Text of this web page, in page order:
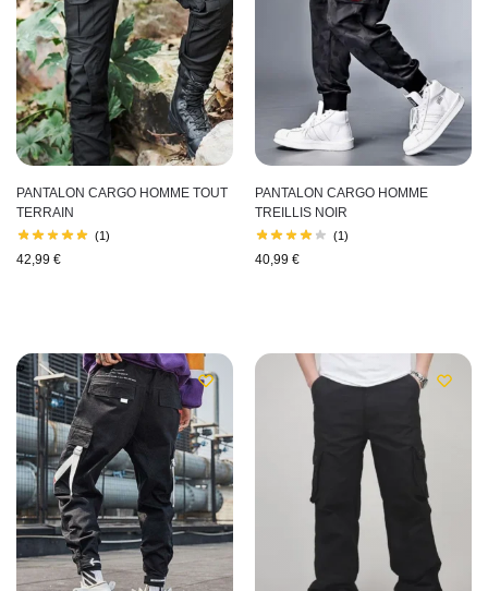
PANTALON CARGO HOMME TOUT
TERRAIN
(1)
42,99 €
PANTALON CARGO HOMME
TREILLIS NOIR
(1)
40,99 €